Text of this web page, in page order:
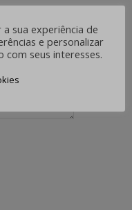
sua experiência de
e personalizar
seus interesses.